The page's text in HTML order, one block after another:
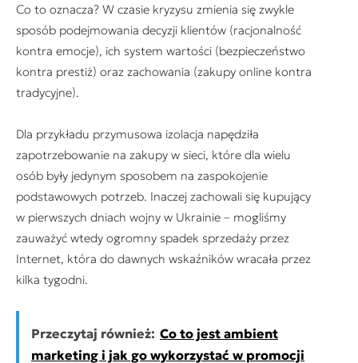
Co to oznacza? W czasie kryzysu zmienia się zwykle
sposób podejmowania decyzji klientów (racjonalność
kontra emocje), ich system wartości (bezpieczeństwo
kontra prestiż) oraz zachowania (zakupy online kontra
tradycyjne).
Dla przykładu przymusowa izolacja napędziła
zapotrzebowanie na zakupy w sieci, które dla wielu
osób były jedynym sposobem na zaspokojenie
podstawowych potrzeb. Inaczej zachowali się kupujący
w pierwszych dniach wojny w Ukrainie – mogliśmy
zauważyć wtedy ogromny spadek sprzedaży przez
Internet, która do dawnych wskaźników wracała przez
kilka tygodni.
Przeczytaj również: Co to jest ambient
marketing i jak go wykorzystać w promocji